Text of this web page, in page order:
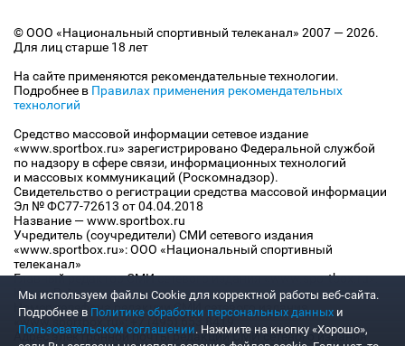
© ООО «Национальный спортивный телеканал» 2007 — 2026.
Для лиц старше 18 лет
На сайте применяются рекомендательные технологии.
Подробнее в Правилах применения рекомендательных
технологий
Средство массовой информации сетевое издание
«www.sportbox.ru» зарегистрировано Федеральной службой
по надзору в сфере связи, информационных технологий
и массовых коммуникаций (Роскомнадзор).
Свидетельство о регистрации средства массовой информации
Эл № ФС77-72613 от 04.04.2018
Название — www.sportbox.ru
Учредитель (соучредители) СМИ сетевого издания
«www.sportbox.ru»: ООО «Национальный спортивный
телеканал»
Главный редактор СМИ сетевого издания «www.sportbox.ru»:
Конов В.А.
Номер телефона редакции СМИ сетевого издания
«www.sportbox.ru»: +7 (495) 653 8419
Адрес электронной почты редакции СМИ сетевого издания
Мы используем файлы Сookie для корректной работы веб-сайта.
Подробнее в Политике обработки персональных данных и
Пользовательском соглашении. Нажмите на кнопку «Хорошо»,